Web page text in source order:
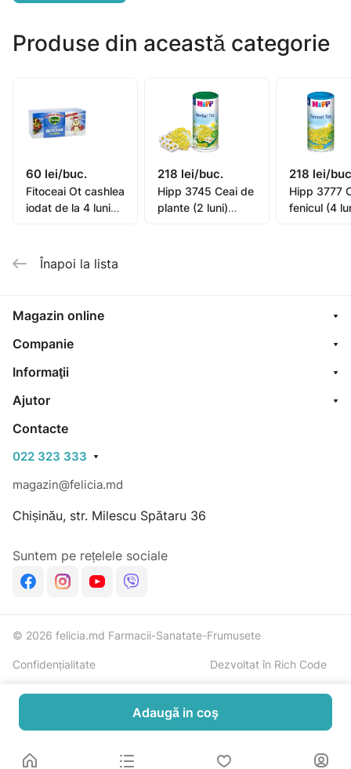
lemn dulce, salvie, extract de varec cu conținut ridicat
de iod. oregano plante medicinale sunătoare plante
de mușețel rădăcină de lemn-dulce soricel de iarbă
cimbru salvie.
Aplicație:
Se toarnă 1-2 plicuri de ceai cu un pahar de apă
clocotită, infuzată timp de 10-15 minute. Adăugați
zahăr sau miere după gust. Se poate bea rece. Nu
trebuie administrat în caz de hipersensibilitate la
utilizați după data de expirare.
Produse din această categorie
60 lei/buc.
Fitoceai Ot cashlea
iodat de la 4 luni
218 lei/buc.
Hipp 3745 Ceai de
plante (2 luni)
218 lei/
Hipp 3777
fenicul (4
Înapoi la lista
Magazin online
Companie
Informaţii
Ajutor
Contacte
022 323 333
magazin@felicia.md
Chișinău, str. Milescu Spătaru 36
Suntem pe rețelele sociale
© 2026 felicia.md Farmacii-Sanatate-Frumusete
Confidențialitate Dezvoltat în Rich Code
Adaugă in coş